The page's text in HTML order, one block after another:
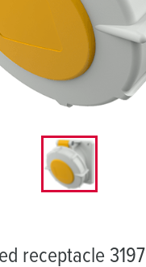
receptacle 3197